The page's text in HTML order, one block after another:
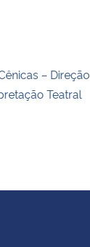
– Direção
Teatral